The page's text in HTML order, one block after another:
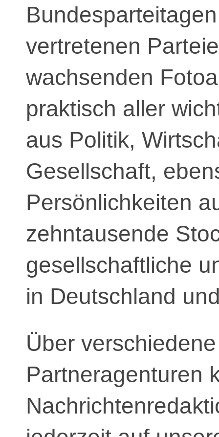
vertretenen
wachsenden
praktisch aller
aus Politik,
Gesellschaft,
Persönlichkeiten
zehntausende
gesellschaftliche
in Deutschland
Über
Partneragenturen